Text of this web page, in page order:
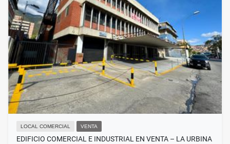
LOCAL COMERCIAL VENTA
EDIFICIO COMERCIAL E INDUSTRIAL EN VENTA – LA URBINA